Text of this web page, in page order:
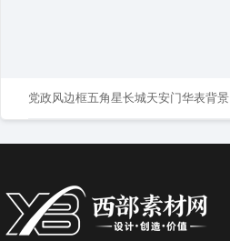
党政风边框五角星长城天安门华表背景